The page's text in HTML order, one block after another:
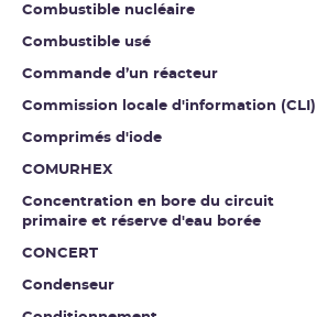
Combustible nucléaire
Combustible usé
Commande d’un réacteur
Commission locale d'information (CLI)
Comprimés d'iode
COMURHEX
Concentration en bore du circuit
primaire et réserve d'eau borée
CONCERT
Condenseur